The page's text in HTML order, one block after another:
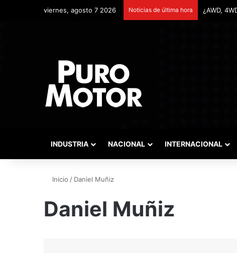
viernes, agosto 7 2026 Noticias de última hora
INDUSTRIA NACIONAL INTERNACIONAL
Inicio / Daniel Muñiz
Daniel Muñiz